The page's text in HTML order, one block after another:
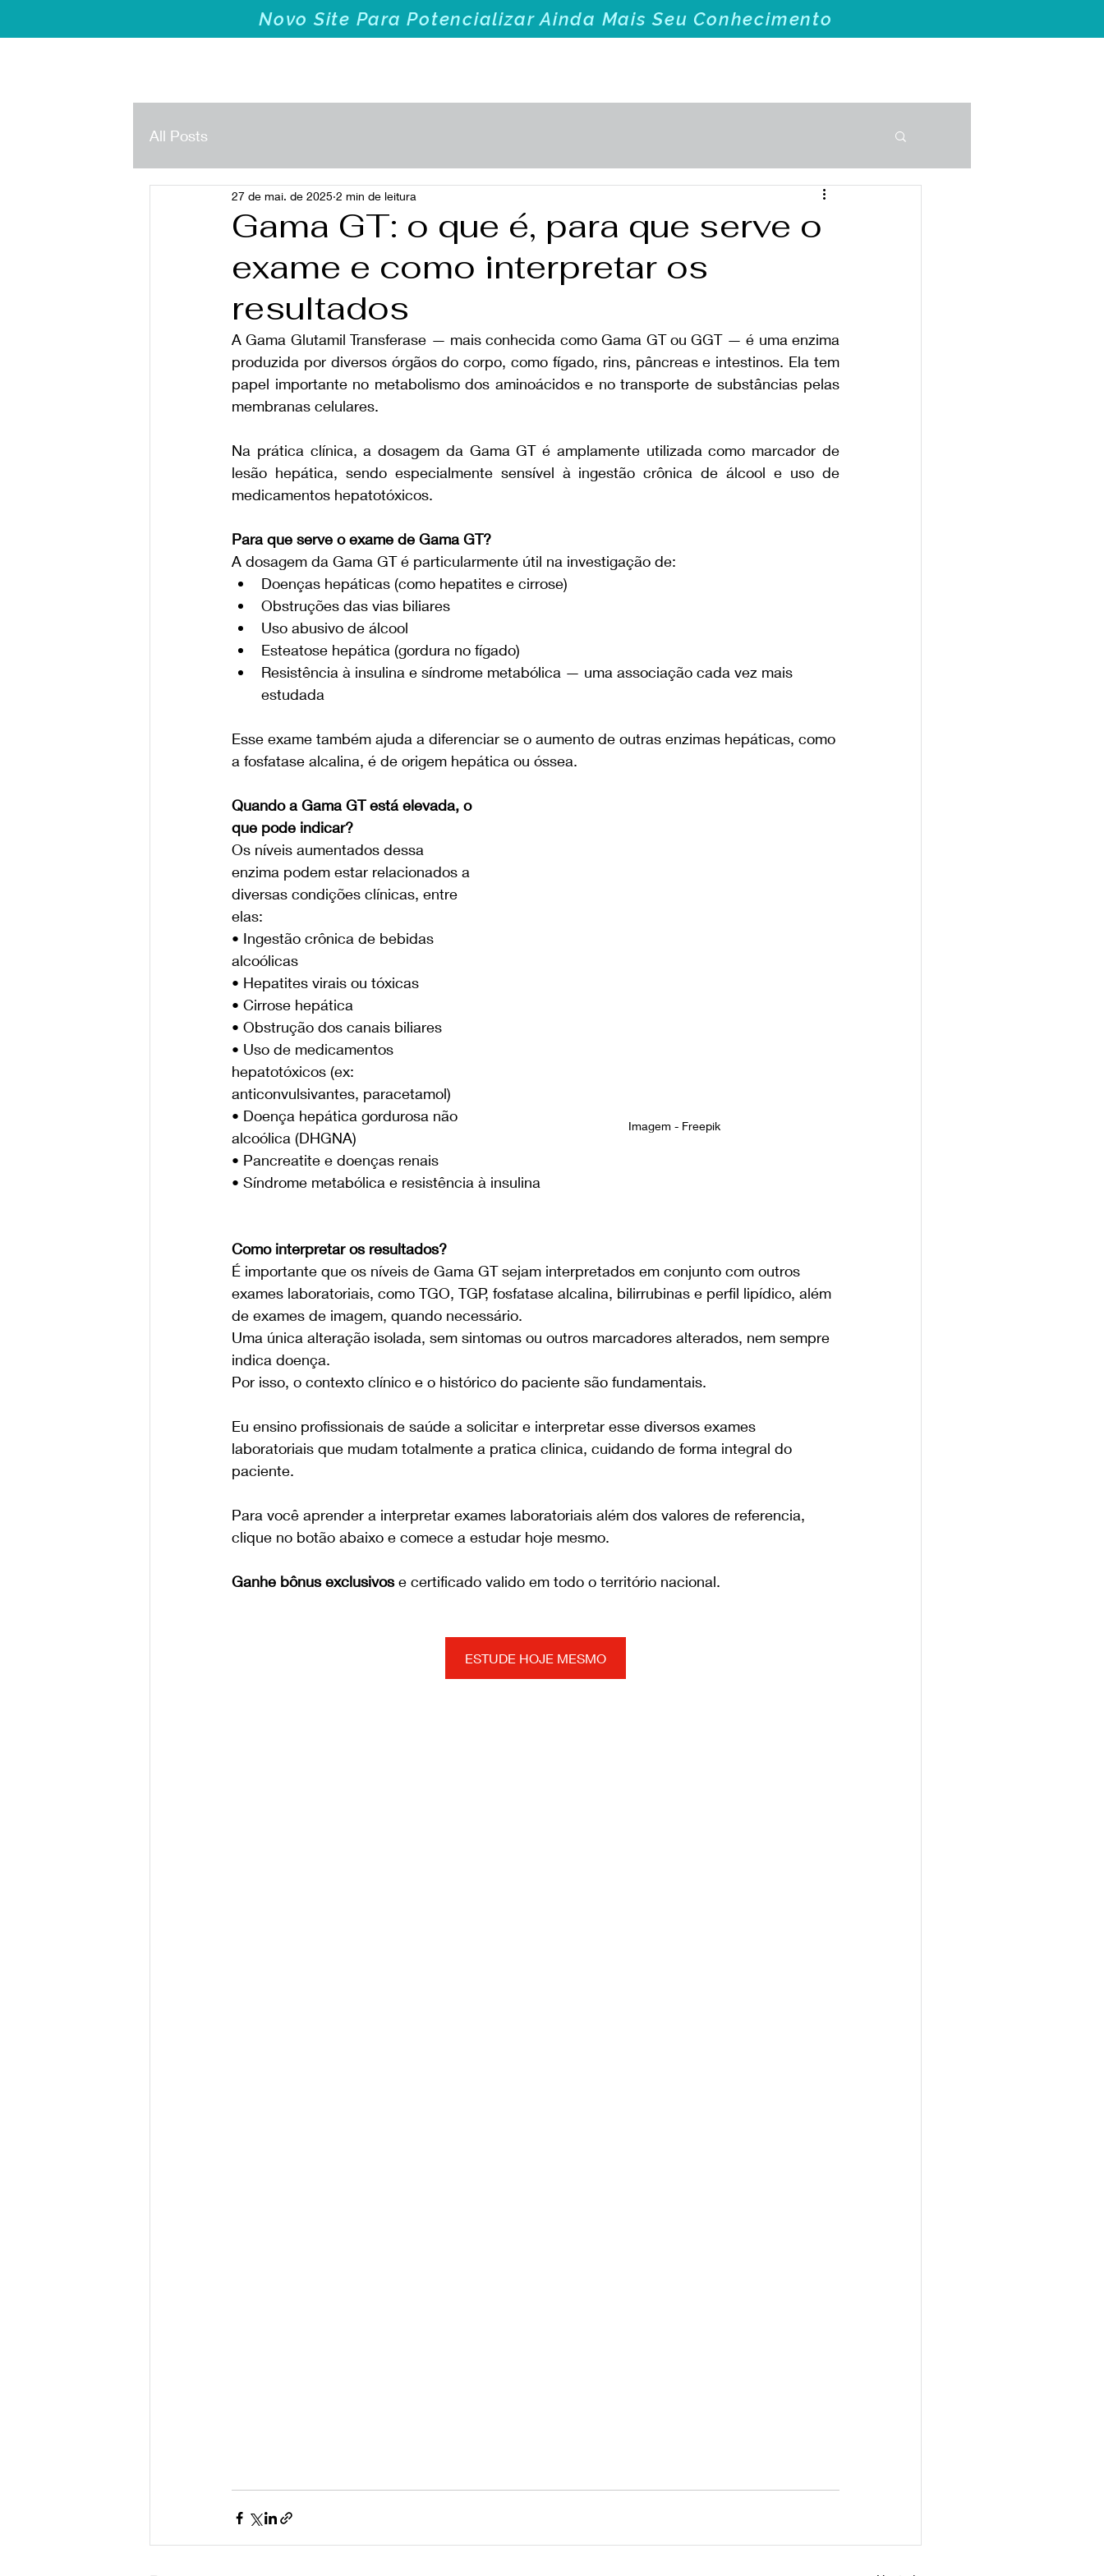
Novo Site Para Potencializar Ainda Mais Seu Conhecimento
All Posts
Gama GT: o que é, para que serve o
exame e como interpretar os
resultados
27 de mai. de 2025 2 min de leitura
A Gama Glutamil Transferase — mais conhecida como Gama GT ou GGT — é uma enzima
produzida por diversos órgãos do corpo, como fígado, rins, pâncreas e intestinos. Ela tem
papel importante no metabolismo dos aminoácidos e no transporte de substâncias pelas
membranas celulares.
Na prática clínica, a dosagem da Gama GT é amplamente utilizada como marcador de
lesão hepática, sendo especialmente sensível à ingestão crônica de álcool e uso de
medicamentos hepatotóxicos.
Para que serve o exame de Gama GT?
A dosagem da Gama GT é particularmente útil na investigação de:
Doenças hepáticas (como hepatites e cirrose)
Obstruções das vias biliares
Uso abusivo de álcool
Esteatose hepática (gordura no fígado)
Resistência à insulina e síndrome metabólica — uma associação cada vez mais
estudada
Esse exame também ajuda a diferenciar se o aumento de outras enzimas hepáticas, como
a fosfatase alcalina, é de origem hepática ou óssea.
Imagem - Freepik
Quando a Gama GT está elevada, o
que pode indicar?
Os níveis aumentados dessa
enzima podem estar relacionados a
diversas condições clínicas, entre
elas:
• Ingestão crônica de bebidas
alcoólicas
• Hepatites virais ou tóxicas
• Cirrose hepática
• Obstrução dos canais biliares
• Uso de medicamentos
hepatotóxicos (ex:
anticonvulsivantes, paracetamol)
• Doença hepática gordurosa não
alcoólica (DHGNA)
• Pancreatite e doenças renais
• Síndrome metabólica e resistência à insulina
Como interpretar os resultados?
É importante que os níveis de Gama GT sejam interpretados em conjunto com outros
exames laboratoriais, como TGO, TGP, fosfatase alcalina, bilirrubinas e perfil lipídico, além
de exames de imagem, quando necessário.
Uma única alteração isolada, sem sintomas ou outros marcadores alterados, nem sempre
indica doença.
Por isso, o contexto clínico e o histórico do paciente são fundamentais.
Eu ensino profissionais de saúde a solicitar e interpretar esse diversos exames
laboratoriais que mudam totalmente a pratica clinica, cuidando de forma integral do
paciente.
Para você aprender a interpretar exames laboratoriais além dos valores de referencia,
clique no botão abaixo e comece a estudar hoje mesmo.
Ganhe bônus exclusivos e certificado valido em todo o território nacional.
ESTUDE HOJE MESMO